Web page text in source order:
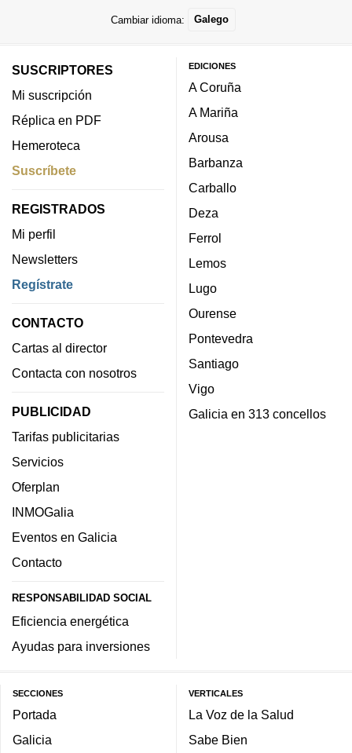
Cambiar idioma: Galego
SUSCRIPTORES
Mi suscripción
Réplica en PDF
Hemeroteca
Suscríbete
REGISTRADOS
Mi perfil
Newsletters
Regístrate
CONTACTO
Cartas al director
Contacta con nosotros
PUBLICIDAD
Tarifas publicitarias
Servicios
Oferplan
INMOGalia
Eventos en Galicia
Contacto
RESPONSABILIDAD SOCIAL
Eficiencia energética
Ayudas para inversiones
EDICIONES
A Coruña
A Mariña
Arousa
Barbanza
Carballo
Deza
Ferrol
Lemos
Lugo
Ourense
Pontevedra
Santiago
Vigo
Galicia en 313 concellos
SECCIONES
Portada
Galicia
VERTICALES
La Voz de la Salud
Sabe Bien